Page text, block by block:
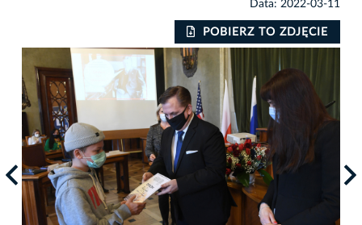
Data: 2022-03-11
POBIERZ TO ZDJĘCIE